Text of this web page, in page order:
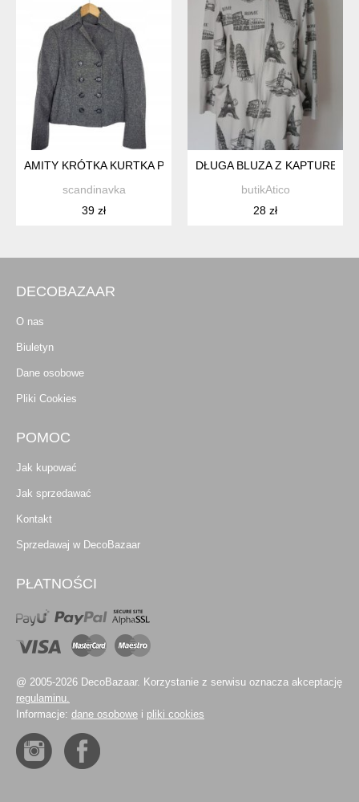
AMITY KRÓTKA KURTKA PRZEJŚCIOWA DAMSKA WEŁNA 34 XS
scandinavka
39 zł
DŁUGA BLUZA Z KAPTUREM
butikAtico
28 zł
DECOBAZAAR
O nas
Biuletyn
Dane osobowe
Pliki Cookies
POMOC
Jak kupować
Jak sprzedawać
Kontakt
Sprzedawaj w DecoBazaar
PŁATNOŚCI
@ 2005-2026 DecoBazaar. Korzystanie z serwisu oznacza akceptację
regulaminu.
Informacje: dane osobowe i pliki cookies